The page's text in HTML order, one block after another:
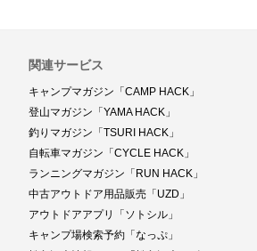
関連サービス
キャンプマガジン「CAMP HACK」
登山マガジン「YAMA HACK」
釣りマガジン「TSURI HACK」
自転車マガジン「CYCLE HACK」
ランニングマガジン「RUN HACK」
中古アウトドア用品販売「UZD」
アウトドアアプリ「ソトシル」
キャンプ場検索予約「なっぷ」